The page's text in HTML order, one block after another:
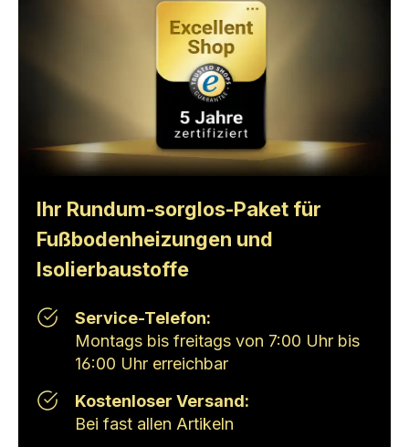
Ihr Rundum-sorglos-Paket für
Fußbodenheizungen und
Isolierbaustoffe
Service-Telefon:
Montags bis freitags von 7:00 Uhr bis
16:00 Uhr erreichbar
Kostenloser Versand:
Bei fast allen Artikeln